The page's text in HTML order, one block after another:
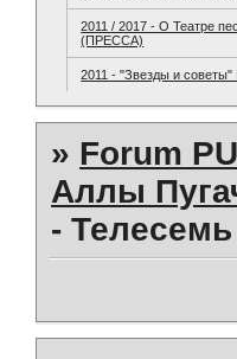
2011 / 2017 - О Театре
(ПРЕССА)
2011 - "Звезды и
» Forum
Аллы
-